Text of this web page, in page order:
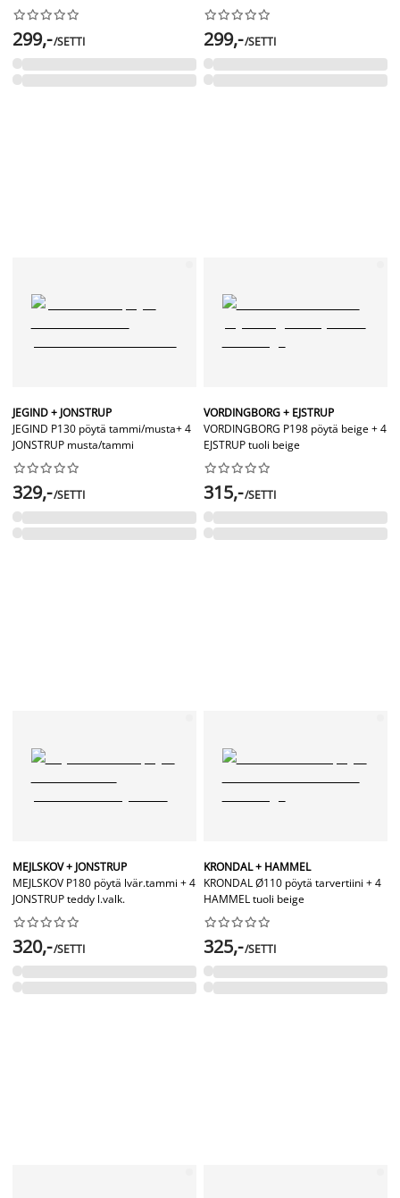






299,-/SETTI






299,-/SETTI
JEGIND + JONSTRUP
JEGIND P130 pöytä tammi/musta+ 4
JONSTRUP musta/tammi






329,-/SETTI
VORDINGBORG + EJSTRUP
VORDINGBORG P198 pöytä beige + 4
EJSTRUP tuoli beige






315,-/SETTI
MEJLSKOV + JONSTRUP
MEJLSKOV P180 pöytä lvär.tammi + 4
JONSTRUP teddy l.valk.






320,-/SETTI
KRONDAL + HAMMEL
KRONDAL Ø110 pöytä tarvertiini + 4
HAMMEL tuoli beige






325,-/SETTI